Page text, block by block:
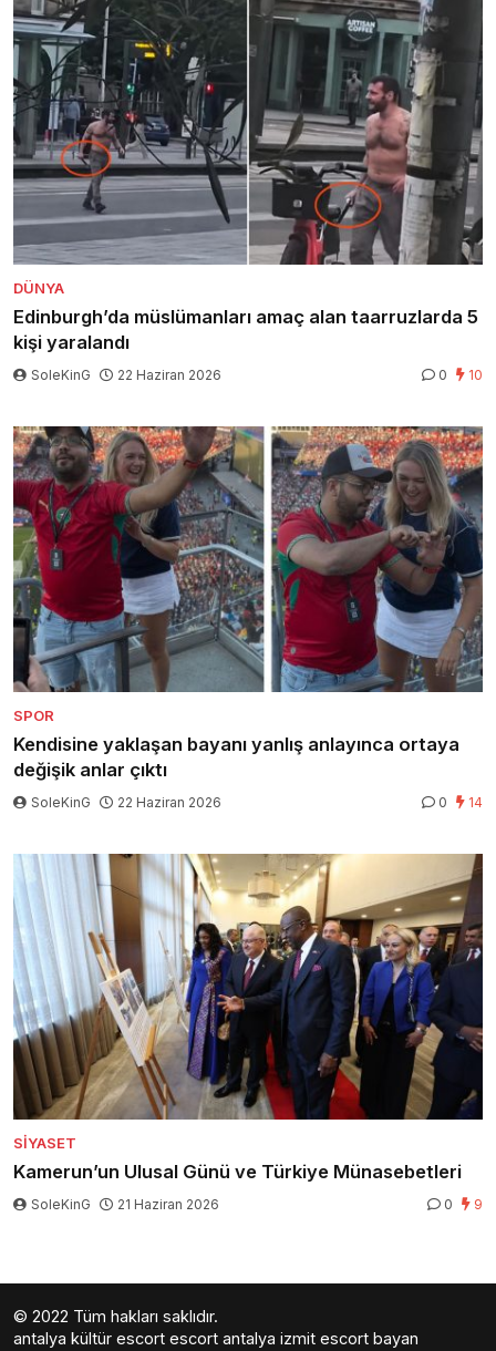
DÜNYA
Edinburgh’da müslümanları amaç alan taarruzlarda 5
kişi yaralandı
SoleKinG 22 Haziran 2026 0 10
SPOR
Kendisine yaklaşan bayanı yanlış anlayınca ortaya
değişik anlar çıktı
SoleKinG 22 Haziran 2026 0 14
SIYASET
Kamerun’un Ulusal Günü ve Türkiye Münasebetleri
SoleKinG 21 Haziran 2026 0 9
© 2022 Tüm hakları saklıdır.
antalya kültür escort escort antalya izmit escort bayan